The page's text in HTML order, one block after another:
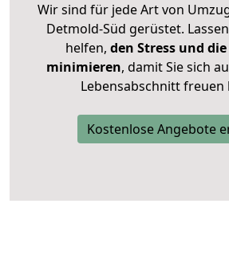
Wir sind für jede Art von
Detmold-Süd gerüstet.
helfen, den Stress und
minimieren, damit Sie sich
Lebensabschnitt freuen
Kostenlose Angebote